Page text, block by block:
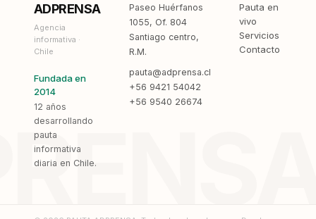
ADPRENSA
Agencia
informativa ·
Chile
Fundada en
2014
12 años
desarrollando
pauta
informativa
diaria en Chile.
Paseo Huérfanos
1055, Of. 804
Santiago centro,
R.M.
pauta@adprensa.cl
+56 9421 54042
+56 9540 26674
Pauta en
vivo
Servicios
Contacto